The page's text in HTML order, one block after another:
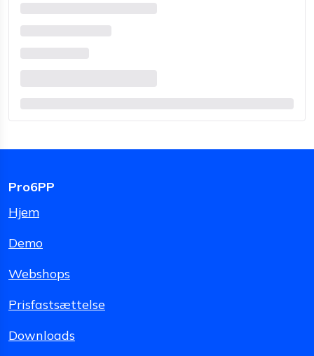
Pro6PP
Hjem
Demo
Webshops
Prisfastsættelse
Downloads